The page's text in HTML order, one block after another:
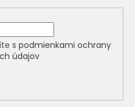
ý
p
s
u
s podmienkami ochrany
údajov